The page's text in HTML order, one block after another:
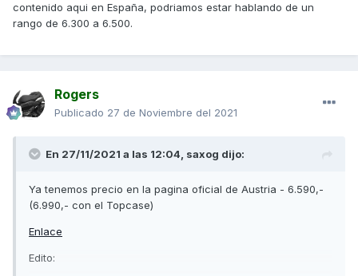
contenido aqui en España, podriamos estar hablando de un
rango de 6.300 a 6.500.
Rogers
Publicado 27 de Noviembre del 2021
En 27/11/2021 a las 12:04, saxog dijo:
Ya tenemos precio en la pagina oficial de Austria - 6.590,-
(6.990,- con el Topcase)
Enlace
Edito: